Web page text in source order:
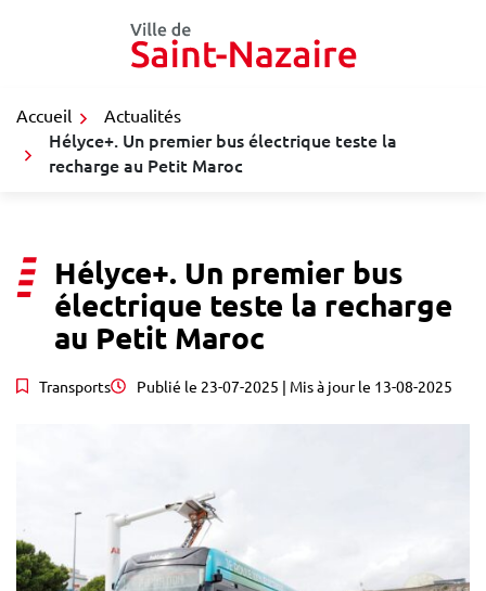
Accueil Actualités
Hélyce+. Un premier bus électrique teste la
recharge au Petit Maroc
Hélyce+. Un premier bus
électrique teste la recharge
au Petit Maroc
Transports Publié le 23-07-2025 | Mis à jour le 13-08-2025